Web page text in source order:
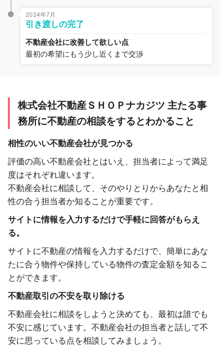
2024年7月
引き渡しの完了
不動産会社に改善して欲しい点
最初の希望にもう少し近くまで交渉
株式会社不動産ＳＨＯＰナカジツ 主たる事
務所に不動産の相談をするとわかること
相性のいい不動産会社が見つかる
評価の高い不動産会社とはいえ、担当者によって満足
度はそれぞれ違います。
不動産会社に相談して、そのやりとりからあなたと相
性の合う担当者か知ることが重要です。
サイトに情報を入力するだけで手軽に回答がもらえ
る。
サイトに不動産の情報を入力するだけで、簡単にあな
たに合う物件や保持している物件の査定金額を知るこ
とができます。
不動産取引の不安を取り除ける
不動産会社に相談をしようと決めても、最初は誰でも
不安に感じています。不動産会社の担当者と話して不
安に思っている点を相談してみましょう。